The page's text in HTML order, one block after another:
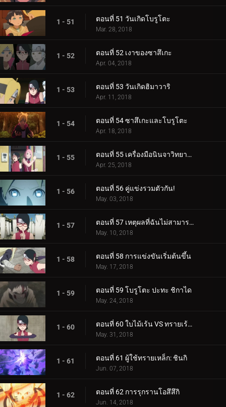
1 - 51 ตอนที่ 51 วันเกิดโบรูโตะ
Mar. 28, 2018
1 - 52 ตอนที่ 52 เงาของซาสึเกะ
Apr. 04, 2018
1 - 53 ตอนที่ 53 วันเกิดฮิมาวาริ
Apr. 11, 2018
1 - 54 ตอนที่ 54 ซาสึเกะและโบรูโตะ
Apr. 18, 2018
1 - 55 ตอนที่ 55 เครื่องมือนินจาวิทยาศาสตร์
Apr. 25, 2018
1 - 56 ตอนที่ 56 คู่แข่งรวมตัวกัน!
May. 03, 2018
1 - 57 ตอนที่ 57 เหตุผลที่ฉันไม่สามารถสูญเสีย
May. 10, 2018
1 - 58 ตอนที่ 58 การแข่งขันเริ่มต้นขึ้น
May. 17, 2018
1 - 59 ตอนที่ 59 โบรูโตะ ปะทะ ชิกาได
May. 24, 2018
1 - 60 ตอนที่ 60 ใบไม้เร้น VS ทรายเร้นลับ
May. 31, 2018
1 - 61 ตอนที่ 61 ผู้ใช้ทรายเหล็ก: ชินกิ
Jun. 07, 2018
1 - 62 ตอนที่ 62 การรุกรานโอสึสึกิ
Jun. 14, 2018